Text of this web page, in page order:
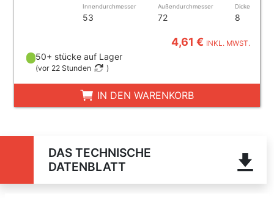
Innendurchmesser
53
Außendurchmesser
72
Dicke
8
4,61 € INKL. MWST.
50+ stücke auf Lager
(vor 22 Stunden )
IN DEN WARENKORB
DAS TECHNISCHE
DATENBLATT